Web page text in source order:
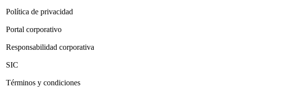
Política de privacidad
Portal corporativo
Responsabilidad corporativa
SIC
Términos y condiciones